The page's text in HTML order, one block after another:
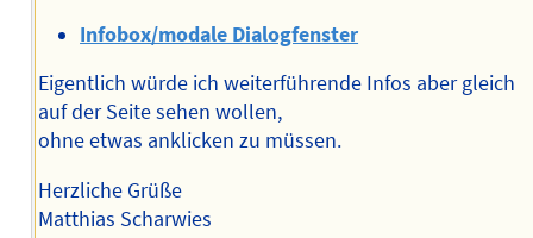
Infobox/modale Dialogfenster
Eigentlich würde ich weiterführende Infos aber gleich
auf der Seite sehen wollen,
ohne etwas anklicken zu müssen.
Herzliche Grüße
Matthias Scharwies